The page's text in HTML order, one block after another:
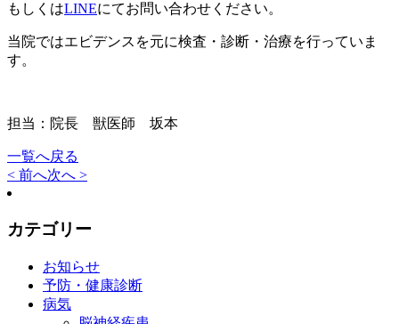
もしくはLINEにてお問い合わせください。
当院ではエビデンスを元に検査・診断・治療を行っていま
す。
担当：院長 獣医師 坂本
一覧へ戻る
< 前へ次へ >
カテゴリー
お知らせ
予防・健康診断
病気